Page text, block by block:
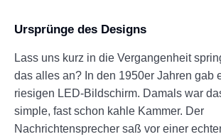
Ursprünge des Designs
Lass uns kurz in die Vergangenheit
das alles an? In den 1950er Jahren gab
riesigen LED-Bildschirm. Damals war
simple, fast schon kahle Kammer. Der
Nachrichtensprecher saß vor einer